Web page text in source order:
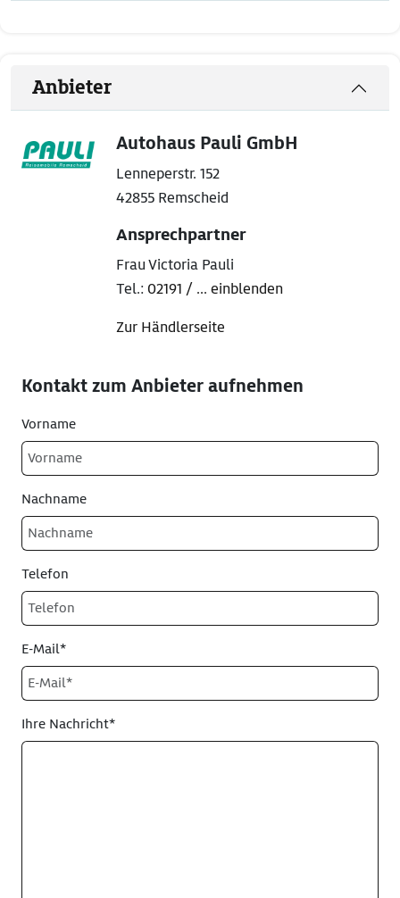
Anbieter
Autohaus Pauli GmbH
Lenneperstr. 152
42855 Remscheid
Ansprechpartner
Frau Victoria Pauli
Tel.: 02191 / ... einblenden
Zur Händlerseite
Kontakt zum Anbieter aufnehmen
Vorname
Nachname
Telefon
E-Mail*
Ihre Nachricht*